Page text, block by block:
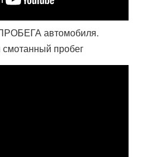
автомобиля.
пробег